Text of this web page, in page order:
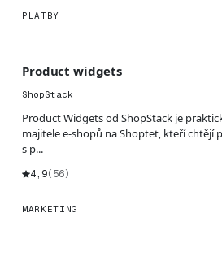
PLATBY
Product widgets
ShopStack
Product Widgets od ShopStack je
majitele e-shopů na Shoptet, kteří chtějí
s p...
4,9(56)
MARKETING